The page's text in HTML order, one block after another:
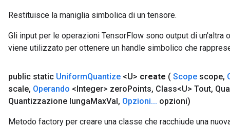
Restituisce la maniglia simbolica di un tensore.
Gli input per le operazioni TensorFlow sono output di un'altra
viene utilizzato per ottenere un handle simbolico che
public static UniformQuantize <U> create ( Scope scope,
scale, Operando <Integer> zeroPoints, Class<U> Tout,
Quantizzazione lungaMaxVal, Opzioni... opzioni)
Metodo factory per creare una classe che racchiude una